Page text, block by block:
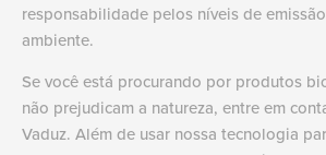
responsabilidade pelos níveis de
ambiente.
Se você está procurando por produtos
não prejudicam a natureza, entre em
Vaduz. Além de usar nossa tecnologia